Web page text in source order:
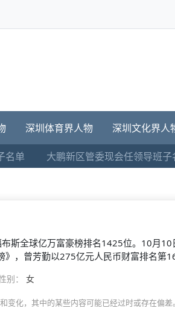
深圳体育界人物 深圳文化界人
名单 大鹏新区管委现会任领导班子
斯全球亿万富豪榜排名1425位。10月
，曾芳勤以275亿元人民币财富排名第
别： 女
化，其中的某些内容可能已经过时或存在偏